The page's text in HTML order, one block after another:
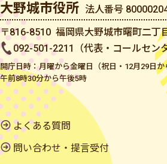
大野城市役所 法人番号
〒816-8510 福岡県大野城市曙町二丁
092-501-2211（代表・コールセン
開庁日時：月曜から金曜日（祝日・12月29日
午前8時30分から午後5時
よくある質問
問い合わせ・提言受付